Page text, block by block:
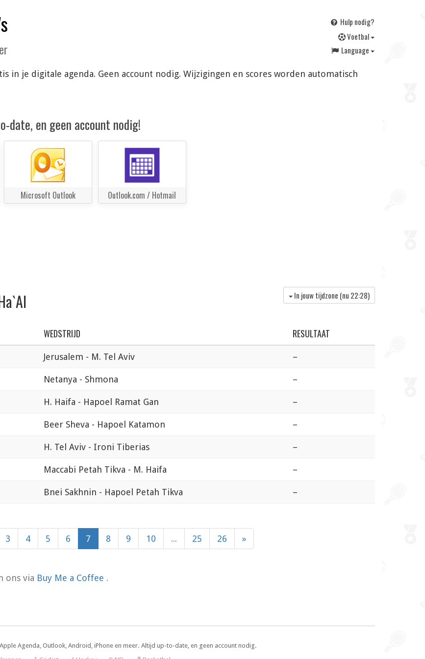
Hulp nodig?
Voetbal
Language
in je digitale agenda. Geen account nodig. Wijzigingen en scores worden automatisch
en geen account nodig!
Microsoft Outlook Outlook.com / Hotmail
In jouw tijdzone (nu 22:28)
WEDSTRIJD RESULTAAT
Jerusalem - M. Tel Aviv –
Netanya - Shmona –
H. Haifa - Hapoel Ramat Gan –
Beer Sheva - Hapoel Katamon –
H. Tel Aviv - Ironi Tiberias –
Maccabi Petah Tikva - M. Haifa –
Bnei Sakhnin - Hapoel Petah Tikva –
3 4 5 6 7 8 9 10 ... 25 26 »
ons via Buy Me a Coffee .
Agenda, Outlook, Android, iPhone en meer. Altijd up-to-date, en geen account nodig.